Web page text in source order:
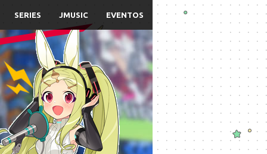
SERIES JMUSIC EVENTOS